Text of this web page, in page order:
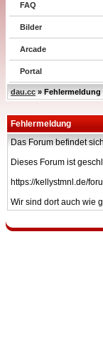
FAQ
Bilder
Arcade
Portal
dau.cc » Fehlermeldung
Fehlermeldung
Das Forum befindet
Dieses Forum ist
https://kellystmnl.de/
Wir sind dort auch wie